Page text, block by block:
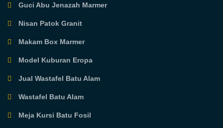
Guci Abu Jenazah Marmer
Nisan Patok Granit
Makam Box Marmer
Model Kuburan Eropa
Jual Wastafel Batu Alam
Wastafel Batu Alam
Meja Kursi Batu Fosil